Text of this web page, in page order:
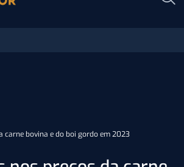
carne bovina e do boi gordo em 2023